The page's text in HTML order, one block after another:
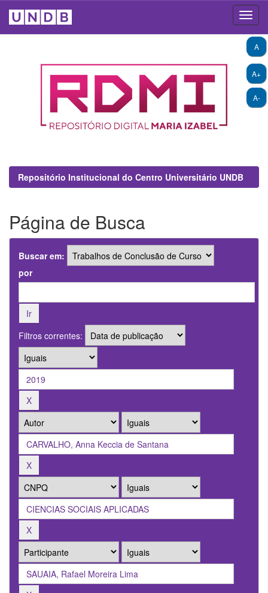
A+
A-
A
Repositório Institucional do Centro Universitário UNDB
Página de Busca
Buscar em:
por
Filtros correntes: